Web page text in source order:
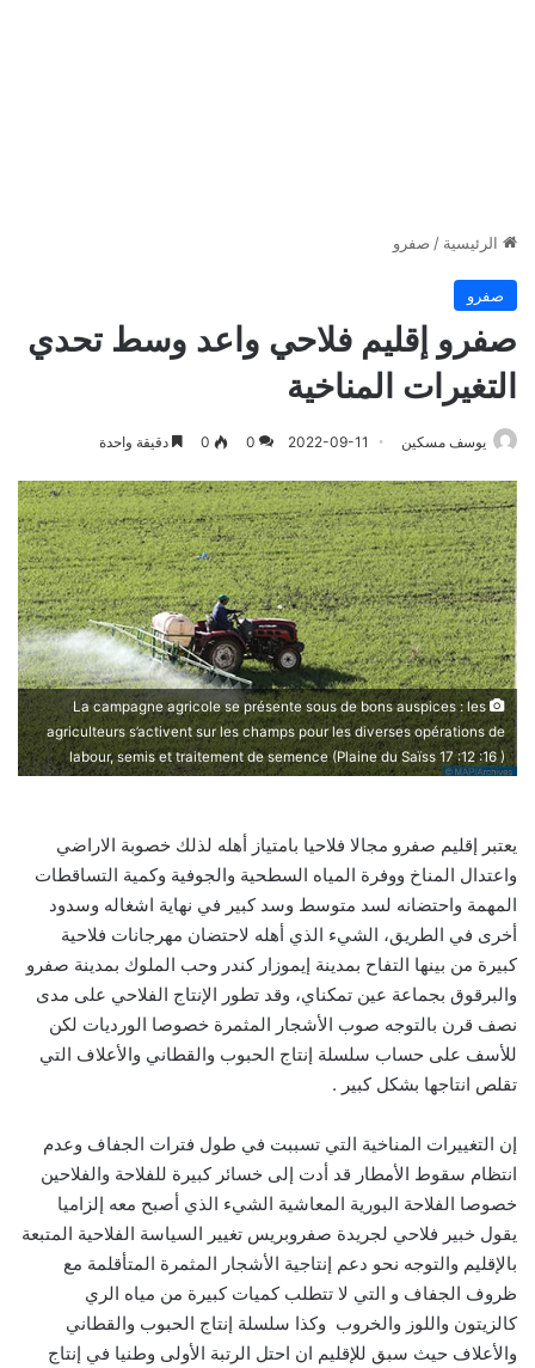
الرئيسية / صفرو
صفرو
صفرو إقليم فلاحي واعد وسط تحدي
التغيرات المناخية
يوسف مسكين 2022-09-11
0
0 دقيقة واحدة
La campagne agricole se présente sous de bons auspices : les
agriculteurs s’activent sur les champs pour les diverses opérations de
labour, semis et traitement de semence (Plaine du Saïss 17 :12 :16 )
يعتبر إقليم صفرو مجالا فلاحيا بامتياز أهله لذلك خصوبة الاراضي
واعتدال المناخ ووفرة المياه السطحية والجوفية وكمية التساقطات
المهمة واحتضانه لسد متوسط وسد كبير في نهاية اشغاله وسدود
أخرى في الطريق، الشيء الذي أهله لاحتضان مهرجانات فلاحية
كبيرة من بينها التفاح بمدينة إيموزار كندر وحب الملوك بمدينة صفرو
والبرقوق بجماعة عين تمكناي، وقد تطور الإنتاج الفلاحي على مدى
نصف قرن بالتوجه صوب الأشجار المثمرة خصوصا الورديات لكن
للأسف على حساب سلسلة إنتاج الحبوب والقطاني والأعلاف التي
تقلص انتاجها بشكل كبير .
إن التغييرات المناخية التي تسببت في طول فترات الجفاف وعدم
انتظام سقوط الأمطار قد أدت إلى خسائر كبيرة للفلاحة والفلاحين
خصوصا الفلاحة البورية المعاشية الشيء الذي أصبح معه إلزاميا
يقول خبير فلاحي لجريدة صفروبريس تغيير السياسة الفلاحية المتبعة
بالإقليم والتوجه نحو دعم إنتاجية الأشجار المثمرة المتأقلمة مع
ظروف الجفاف و التي لا تتطلب كميات كبيرة من مياه الري
كالزيتون واللوز والخروب وكذا سلسلة إنتاج الحبوب والقطاني
والأعلاف حيث سبق للإقليم ان احتل الرتبة الأولى وطنيا في إنتاج